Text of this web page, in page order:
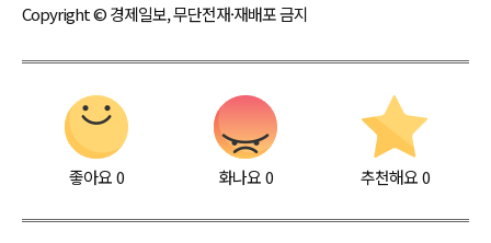
Copyright © 경제일보, 무단전재·재배포 금지
좋아요0 화나요0 추천해요 0